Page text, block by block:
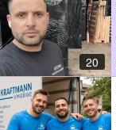
20